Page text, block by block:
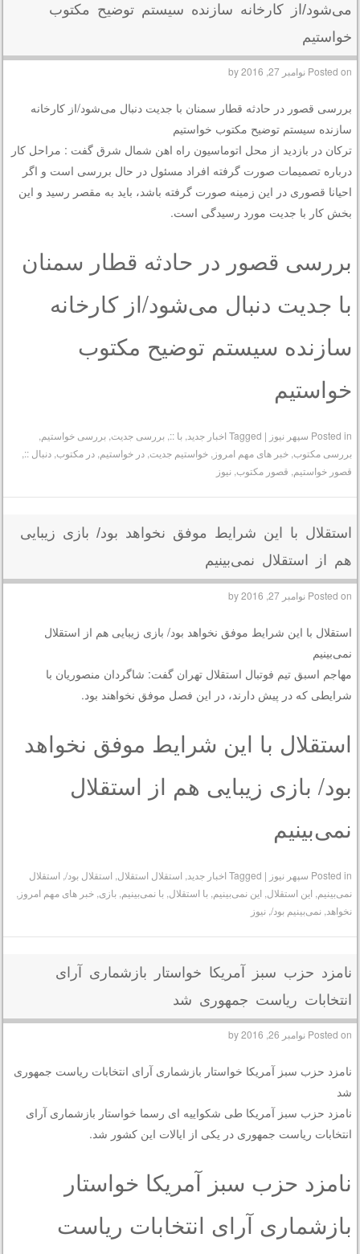
می‌شود/از کارخانه سازنده سیستم توضیح مکتوب
خواستیم
Posted onنوامبر 27, 2016 by
بررسی قصور در حادثه قطار سمنان با جدیت دنبال می‌شود/از کارخانه
سازنده سیستم توضیح مکتوب خواستیم
ترکان در بازدید از محل اتوماسیون راه اهن شمال شرق گفت : مراحل کار
درباره تصمیمات صورت گرفته افراد مسئول در حال بررسی است و اگر
احیانا قصوری در این زمینه صورت گرفته باشد، باید به مقصر رسید و این
بخش کار با جدیت مورد رسیدگی است.
بررسی قصور در حادثه قطار سمنان
با جدیت دنبال می‌شود/از کارخانه
سازنده سیستم توضیح مکتوب
خواستیم
Posted inسپهر نیوز |
Taggedاخبار جدید, با :: , بررسی جدیت, بررسی خواستیم,
بررسی مکتوب , خبر های مهم امروز, خواستیم جدیت, در خواستیم, در مکتوب , دنبال :: ,
قصور خواستیم, قصور مکتوب , نیوز
استقلال با این شرایط موفق نخواهد بود/ بازی زیبایی
هم از استقلال نمی‌بینیم
Posted onنوامبر 27, 2016 by
استقلال با این شرایط موفق نخواهد بود/ بازی زیبایی هم از استقلال
نمی‌بینیم
مهاجم اسبق تیم فوتبال استقلال تهران گفت: شاگردان منصوریان با
شرایطی که در پیش دارند، در این فصل موفق نخواهند بود.
استقلال با این شرایط موفق نخواهد
بود/ بازی زیبایی هم از استقلال
نمی‌بینیم
Posted inسپهر نیوز |
Taggedاخبار جدید, استقلال استقلال, استقلال بود/,استقلال
نمی‌بینیم, این استقلال, این نمی‌بینیم, با استقلال, با نمی‌بینیم, بازی, خبر های مهم امروز,
نخواهد, نمی‌بینیم بود/,نیوز
نامزد حزب سبز آمریکا خواستار بازشماری آرای
انتخابات ریاست جمهوری شد
Posted onنوامبر 26, 2016 by
نامزد حزب سبز آمریکا خواستار بازشماری آرای انتخابات ریاست جمهوری
شد
نامزد حزب سبز آمریکا طی شکواییه ای رسما خواستار بازشماری آرای
انتخابات ریاست جمهوری در یکی از ایالات این کشور شد.
نامزد حزب سبز آمریکا خواستار
بازشماری آرای انتخابات ریاست